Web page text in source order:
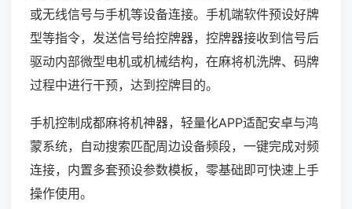
或无线信号与手机等设备连接。手机端软件预设好牌
型等指令，发送信号给控牌器，控牌器接收到信号后
驱动内部微型电机或机械结构，在麻将机洗牌、码牌
过程中进行干预，达到控牌目的。
手机控制成都麻将机神器，轻量化APP适配安卓与鸿
蒙系统，自动搜索匹配周边设备频段，一键完成对频
连接，内置多套预设参数模板，零基础即可快速上手
操作使用。